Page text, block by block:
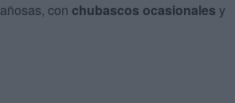
con chubascos ocasionales y